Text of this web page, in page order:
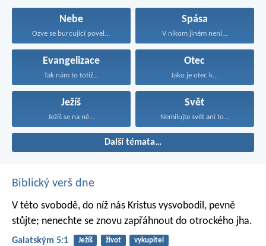
Nebe
Ozve se burcující povel...
Spása
V nikom jiném není...
Evangelizace
Tak nám to totiž...
Otec
Jako je otec k...
Ježíš
Ježíš se na ně...
Svět
Nemilujte svět ani to...
Další témata…
Biblický verš dne
V této svobodě, do níž nás Kristus vysvobodil, pevně
stůjte; nenechte se znovu zapřáhnout do otrockého jha.
Galatským 5:1 Ježíš život vykupitel